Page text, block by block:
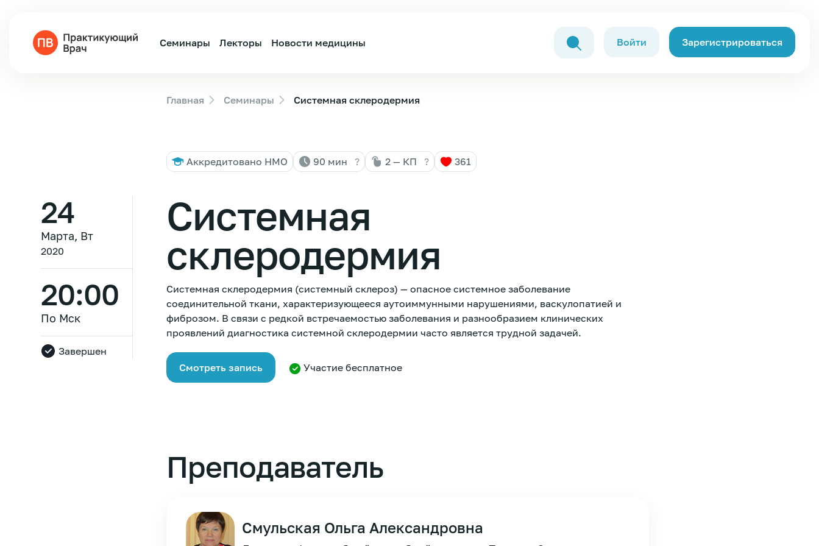
Семинары Лекторы Новости медицины Войти Зарегистрироваться
Главная Семинары Системная склеродермия
Аккредитовано НМО 90 мин ? 2 — КП ? 361
24
Марта, Вт
2020
20:00
По Мск
Завершен
Системная
склеродермия
Системная склеродермия (системный склероз) — опасное системное заболевание
соединительной ткани, характеризующееся аутоиммунными нарушениями, васкулопатией и
фиброзом. В связи с редкой встречаемостью заболевания и разнообразием клинических
проявлений диагностика системной склеродермии часто является трудной задачей.
Смотреть запись Участие бесплатное
Преподаватель
Смульская Ольга Александровна